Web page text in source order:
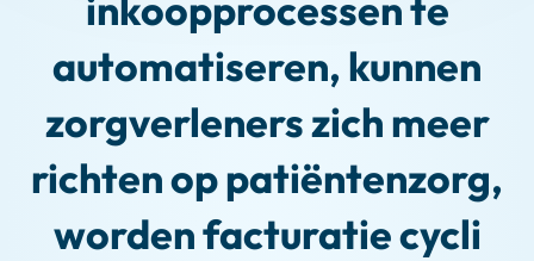
automatiseren, kunnen
zorgverleners zich meer
richten op patiëntenzorg,
worden facturatie cycli